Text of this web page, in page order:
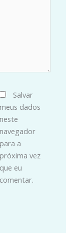
Salvar
meus dados
neste
navegador
para a
próxima vez
que eu
comentar.